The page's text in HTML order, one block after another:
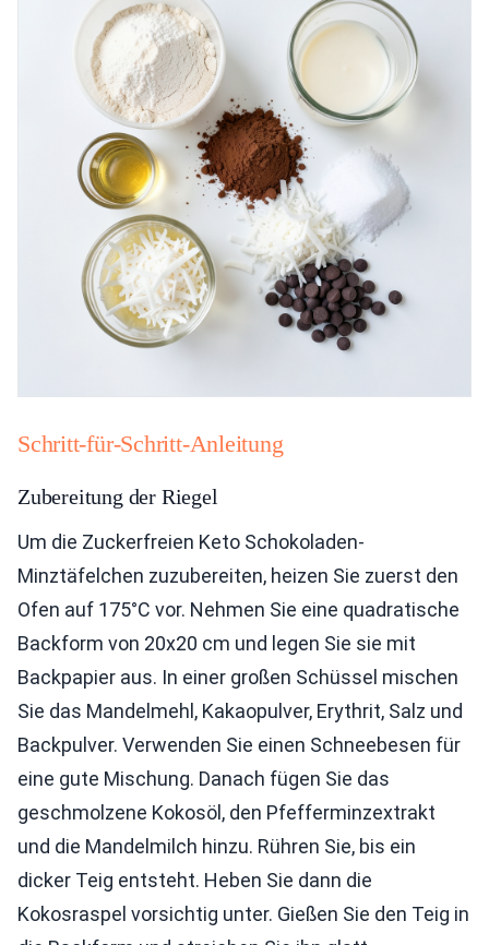
Schritt-für-Schritt-Anleitung
Zubereitung der Riegel
Um die Zuckerfreien Keto Schokoladen-
Minztäfelchen zuzubereiten, heizen Sie zuerst den
Ofen auf 175°C vor. Nehmen Sie eine quadratische
Backform von 20x20 cm und legen Sie sie mit
Backpapier aus. In einer großen Schüssel mischen
Sie das Mandelmehl, Kakaopulver, Erythrit, Salz und
Backpulver. Verwenden Sie einen Schneebesen für
eine gute Mischung. Danach fügen Sie das
geschmolzene Kokosöl, den Pfefferminzextrakt
und die Mandelmilch hinzu. Rühren Sie, bis ein
dicker Teig entsteht. Heben Sie dann die
Kokosraspel vorsichtig unter. Gießen Sie den Teig in